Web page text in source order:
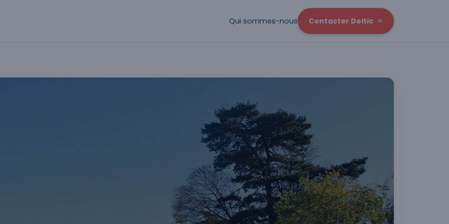
Qui sommes-nous Contacter Deltic